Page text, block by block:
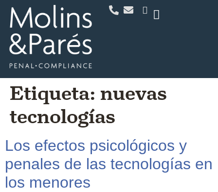
Etiqueta: nuevas
tecnologías
Los efectos psicológicos y
penales de las tecnologías en
los menores